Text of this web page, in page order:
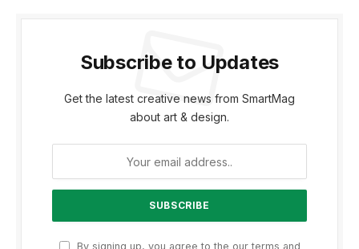
Subscribe to Updates
Get the latest creative news from SmartMag
about art & design.
By signing up, you agree to the our terms and